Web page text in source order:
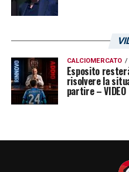
CALCIOMERCATO
Esposito
risolvere la
partire – VIDEO